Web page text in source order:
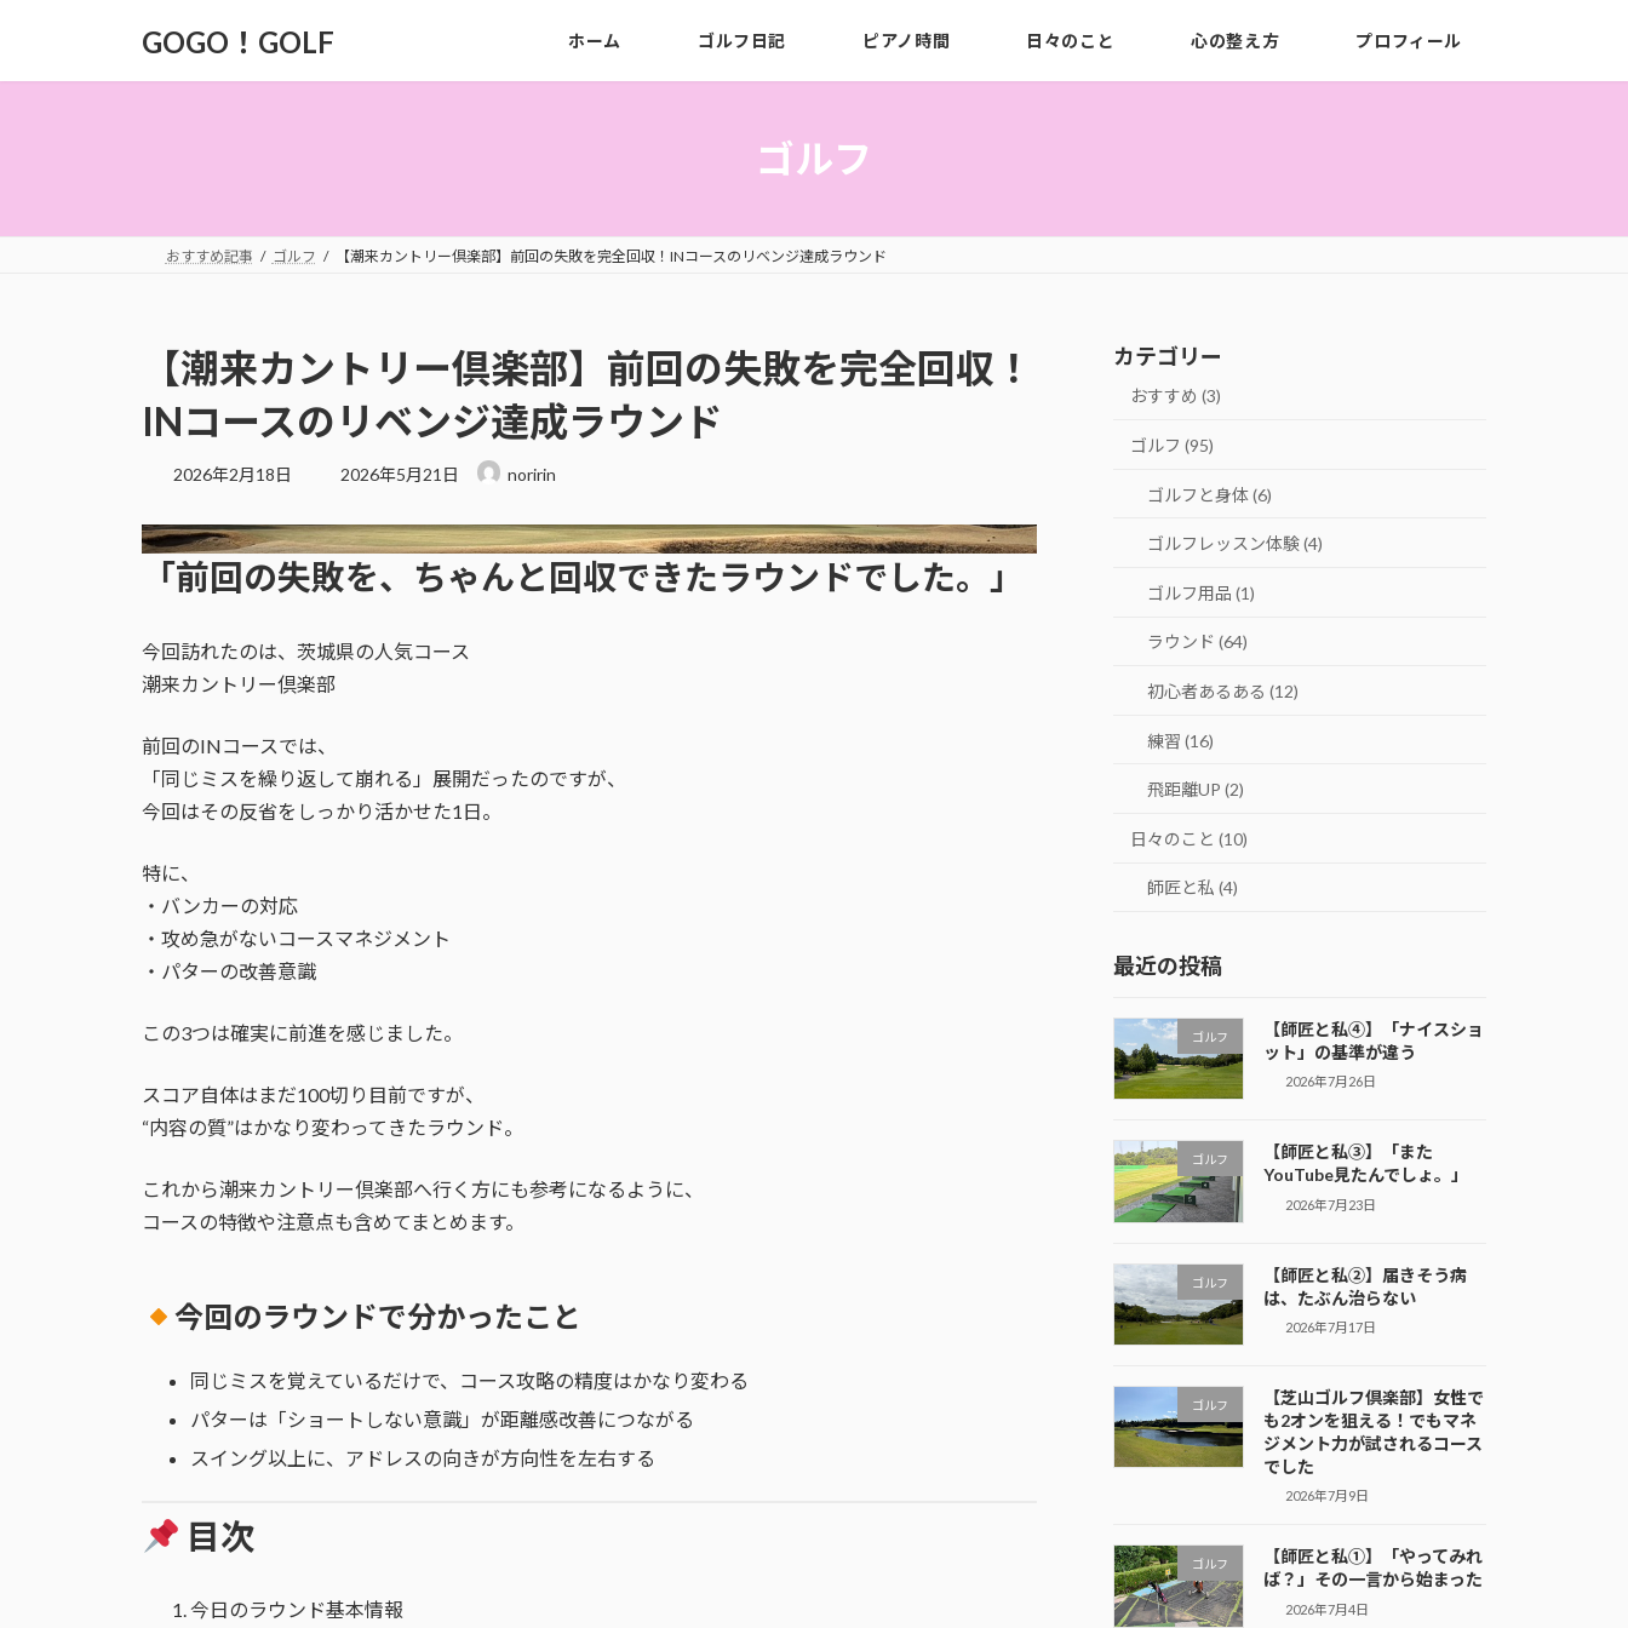
GOGO！GOLF ホーム ゴルフ日記 ピアノ時間 日々のこと 心の整え方 プロフィール
ゴルフ
おすすめ記事 ゴルフ 【潮来カントリー倶楽部】前回の失敗を完全回収！INコースのリベンジ達成ラウンド
【潮来カントリー倶楽部】前回の失敗を完全回収！
INコースのリベンジ達成ラウンド
2026年2月18日
最
新
日
時
2026年5月21日 noririn
「前回の失敗を、ちゃんと回収できたラウンドでした。」
今回訪れたのは、茨城県の人気コース
潮来カントリー倶楽部
前回のINコースでは、
「同じミスを繰り返して崩れる」展開だったのですが、
今回はその反省をしっかり活かせた1日。
特に、
・バンカーの対応
・攻め急がないコースマネジメント
・パターの改善意識
この3つは確実に前進を感じました。
スコア自体はまだ100切り目前ですが、
“内容の質”はかなり変わってきたラウンド。
これから潮来カントリー倶楽部へ行く方にも参考になるように、
コースの特徴や注意点も含めてまとめます。
今回のラウンドで分かったこと
同じミスを覚えているだけで、コース攻略の精度はかなり変わる
パターは「ショートしない意識」が距離感改善につながる
スイング以上に、アドレスの向きが方向性を左右する
目次
今日のラウンド基本情報
カテゴリー
おすすめ (3)
ゴルフ (95)
ゴルフと身体 (6)
ゴルフレッスン体験 (4)
ゴルフ用品 (1)
ラウンド (64)
初心者あるある (12)
練習 (16)
飛距離UP (2)
日々のこと (10)
師匠と私 (4)
最近の投稿
ゴルフ
【師匠と私④】「ナイスショ
ット」の基準が違う
2026年7月26日
ゴルフ
【師匠と私③】「また
YouTube見たんでしょ。」
2026年7月23日
ゴルフ
【師匠と私②】届きそう病
は、たぶん治らない
2026年7月17日
ゴルフ
【芝山ゴルフ倶楽部】女性で
も2オンを狙える！でもマネ
ジメント力が試されるコース
でした
2026年7月9日
ゴルフ
【師匠と私①】「やってみれ
ば？」その一言から始まった
2026年7月4日